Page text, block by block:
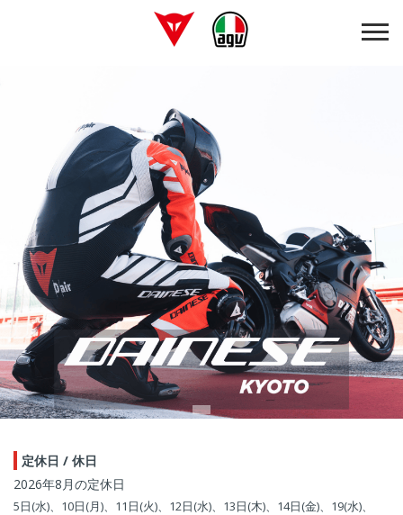
定休日 / 休日
2026年8月の定休日
5日(水)、10日(月)、11日(火)、12日(水)、13日(木)、14日(金)、19(水)、